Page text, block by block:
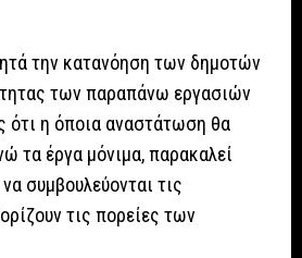
την κατανόηση των δημοτών
των παραπάνω εργασιών
ότι η όποια αναστάτωση θα
τα έργα μόνιμα, παρακαλεί
συμβουλεύονται τις
τις πορείες των